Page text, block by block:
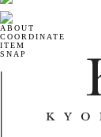
ABOUT
COORDINATE
ITEM
SNAP